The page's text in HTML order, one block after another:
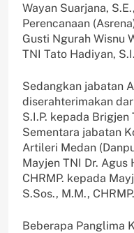
Wayan Suarjana,
Perencanaan
Gusti Ngurah Wisnu
TNI Tato Hadiyan,
Sedangkan jabatan
diserahterimakan
S.I.P. kepada
Sementara jabatan
Artileri Medan
Mayjen TNI Dr. Agus
CHRMP. kepada
S.Sos., M.M., CHRMP.
Beberapa Panglima